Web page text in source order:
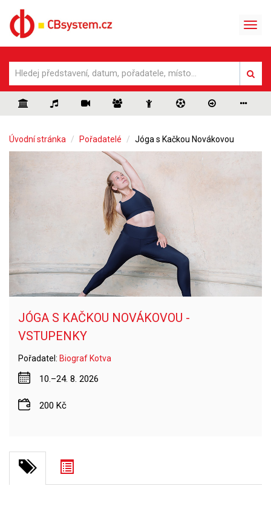
Úvodní stránka Pořadatelé Jóga s Kačkou Novákovou
JÓGA S KAČKOU NOVÁKOVOU -
VSTUPENKY
Pořadatel: Biograf Kotva
10.–24. 8. 2026
200 Kč